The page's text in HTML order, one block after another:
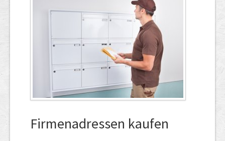
Firmenadressen kaufen